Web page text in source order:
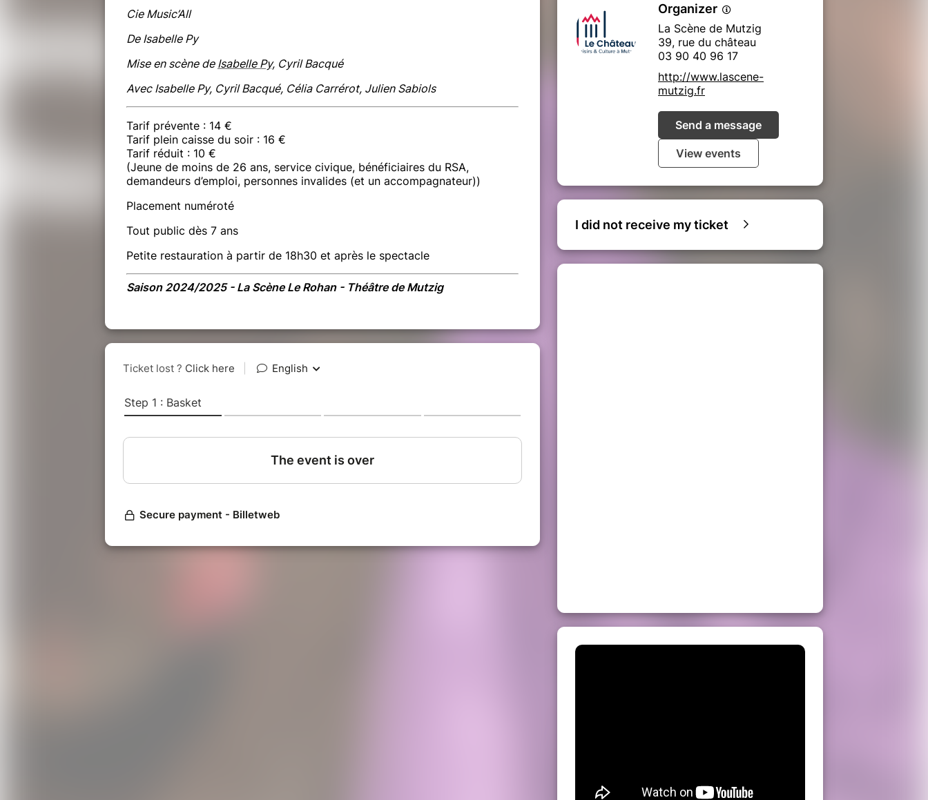
Cie Music’All
De Isabelle Py
Mise en scène de Isabelle Py, Cyril Bacqué
Avec Isabelle Py, Cyril Bacqué, Célia Carrérot, Julien Sabiols
Tarif prévente : 14 €
Tarif plein caisse du soir : 16 €
Tarif réduit : 10 €
(Jeune de moins de 26 ans, service civique, bénéficiaires du RSA,
demandeurs d’emploi, personnes invalides (et un accompagnateur))
Placement numéroté
Tout public dès 7 ans
Petite restauration à partir de 18h30 et après le spectacle
Saison 2024/2025 - La Scène Le Rohan - Théâtre de Mutzig
Organizer
La Scène de Mutzig
39, rue du château
03 90 40 96 17
http://www.lascene-
mutzig.fr
Send a message
View events
I did not receive my ticket